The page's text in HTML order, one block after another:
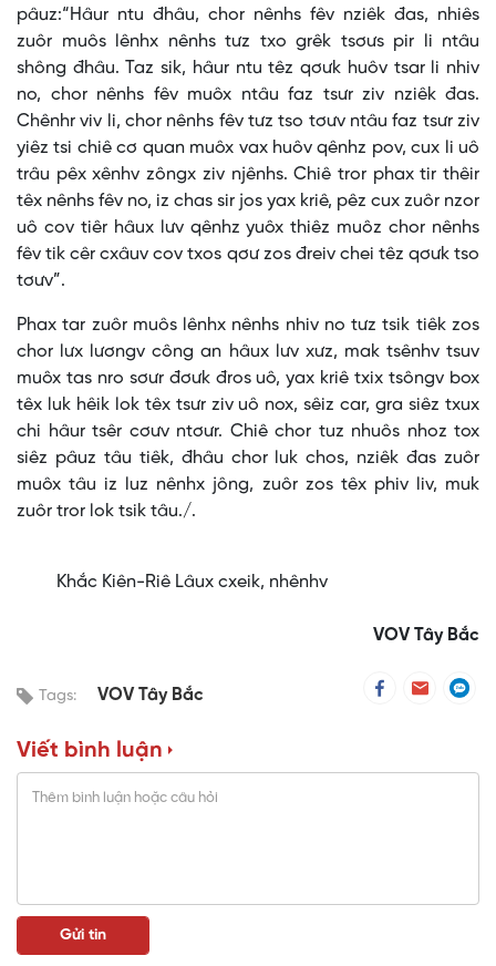
pâuz:“Hâur ntu đhâu, chor nênhs fêv nziêk đas, nhiês
zuôr muôs lênhx nênhs tưz txo grêk tsơưs pir li ntâu
shông đhâu. Taz sik, hâur ntu têz qơưk huôv tsar li nhiv
no, chor nênhs fêv muôx ntâu faz tsưr ziv nziêk đas.
Chênhr viv li, chor nênhs fêv tưz tso tơưv ntâu faz tsưr ziv
yiêz tsi chiê cơ quan muôx vax huôv qênhz pov, cux li uô
trâu pêx xênhv zôngx ziv njênhs. Chiê tror phax tir thêir
têx nênhs fêv no, iz chas sir jos yax kriê, pêz cux zuôr nzor
uô cov tiêr hâux lưv qênhz yuôx thiêz muôz chor nênhs
fêv tik cêr cxâuv cov txos qơư zos đreiv chei têz qơưk tso
tơưv”.
Phax tar zuôr muôs lênhx nênhs nhiv no tưz tsik tiêk zos
chor lưx lươngv công an hâux lưv xưz, mak tsênhv tsuv
muôx tas nro sơưr đơưk đros uô, yax kriê txix tsôngv box
têx luk hêik lok têx tsưr ziv uô nox, sêiz car, gra siêz txux
chi hâur tsêr cơưv ntơưr. Chiê chor tuz nhuôs nhoz tox
siêz pâuz tâu tiêk, đhâu chor luk chos, nziêk đas zuôr
muôx tâu iz luz nênhx jông, zuôr zos têx phiv liv, muk
zuôr tror lok tsik tâu./.
Khắc Kiên-Riê Lâux cxeik, nhênhv
VOV Tây Bắc
Tags: VOV Tây Bắc
Viết bình luận